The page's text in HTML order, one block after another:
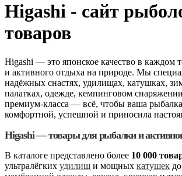
Higashi - сайт
товаров
Higashi — это японское качество в каждом
и активного отдыха на природе. Мы
надёжных снастях, удилищах, катушках,
палатках, одежде, кемпинговом
премиум-класса — всё, чтобы ваша
комфортной, успешной и приносила
Higashi — товары для рыбалки и
В каталоге представлено более 10 000
ультралёгких удилищ и мощных катушек до